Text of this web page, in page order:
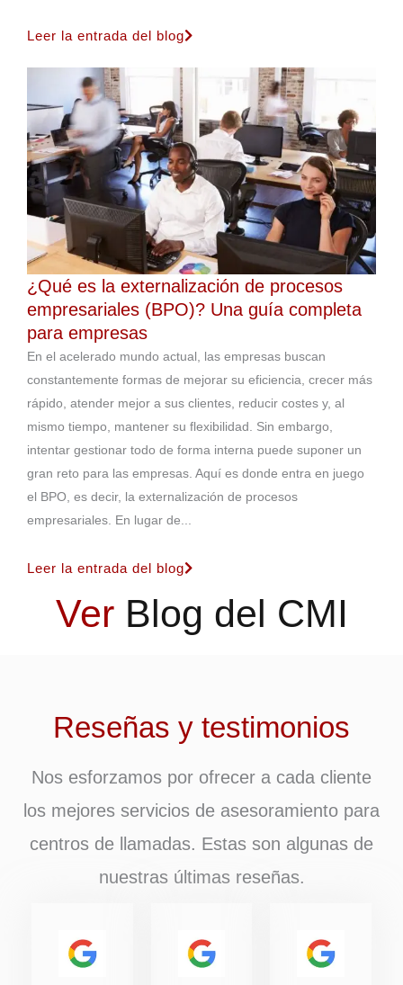
Leer la entrada del blog
¿Qué es la externalización de procesos
empresariales (BPO)? Una guía completa
para empresas
En el acelerado mundo actual, las empresas buscan
constantemente formas de mejorar su eficiencia, crecer más
rápido, atender mejor a sus clientes, reducir costes y, al
mismo tiempo, mantener su flexibilidad. Sin embargo,
intentar gestionar todo de forma interna puede suponer un
gran reto para las empresas. Aquí es donde entra en juego
el BPO, es decir, la externalización de procesos
empresariales. En lugar de...
Leer la entrada del blog
Ver Blog del CMI
Reseñas y testimonios
Nos esforzamos por ofrecer a cada cliente
los mejores servicios de asesoramiento para
centros de llamadas. Estas son algunas de
nuestras últimas reseñas.